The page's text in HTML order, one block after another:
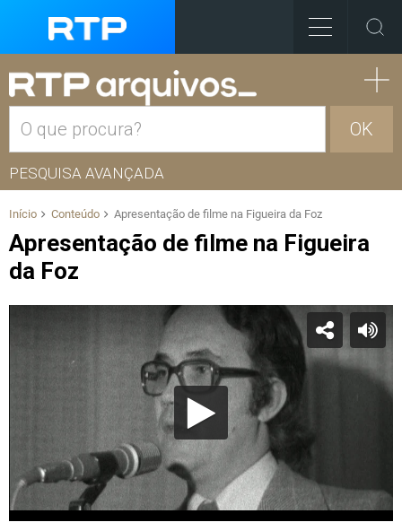
OK
PESQUISA AVANÇADA
Início Conteúdo Apresentação de filme na Figueira da Foz
Apresentação de filme na Figueira
da Foz